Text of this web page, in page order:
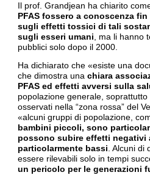
Il prof. Grandjean ha chiarito
PFAS fossero a conoscenza
sugli effetti tossici di tali
sugli esseri umani , ma li hanno
pubblici solo dopo il 2000.
Ha dichiarato che «esiste una
che dimostra unachiara
PFAS ed effetti avversi sulla
popolazione generale,
osservati nella “zona rossa” del
«alcuni gruppi di popolazione,
bambini piccoli, sono
possono subire effetti negativi
particolarmente bassi. Alcuni di
essere rilevabili solo in tempi
un pericolo per le generazioni